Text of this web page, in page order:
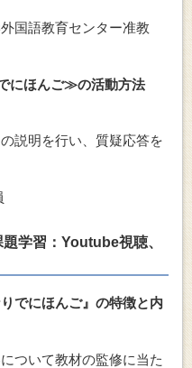
国語教育センター准教
にほんご≫の活動方法
説明を行い、質疑応答を
学習：Youtube視聴、
でにほんご』の特徴と内
ついて教材の監修に当た